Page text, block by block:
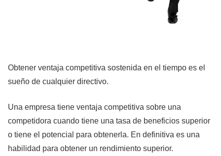
Obtener ventaja competitiva sostenida en el tiempo es el
sueño de cualquier directivo.
Una empresa tiene ventaja competitiva sobre una
competidora cuando tiene una tasa de beneficios superior
o tiene el potencial para obtenerla. En definitiva es una
habilidad para obtener un rendimiento superior.